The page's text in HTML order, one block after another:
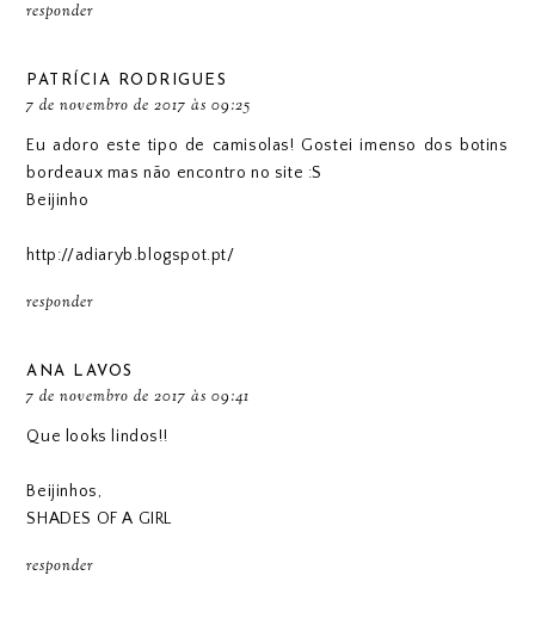
responder
PATRÍCIA RODRIGUES
7 de novembro de 2017 às 09:25
Eu adoro este tipo de camisolas! Gostei imenso dos botins
bordeaux mas não encontro no site :S
Beijinho
http://adiaryb.blogspot.pt/
responder
ANA LAVOS
7 de novembro de 2017 às 09:41
Que looks lindos!!
Beijinhos,
SHADES OF A GIRL
responder